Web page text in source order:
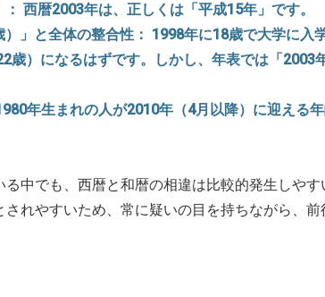
西暦2003年は、正しくは「平成15年」です。
」と全体の整合性： 1998年に18歳で大学に入
歳）になるはずです。しかし、年表では「2003
年生まれの人が2010年（4月以降）に迎える
中でも、西暦と和暦の相違は比較的発生しや
れやすいため、常に疑いの目を持ちながら、